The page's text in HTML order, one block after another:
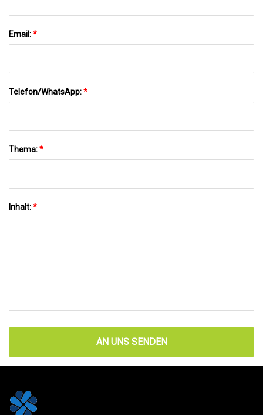
Email:*
Telefon/WhatsApp:*
Thema:*
Inhalt:*
AN UNS SENDEN